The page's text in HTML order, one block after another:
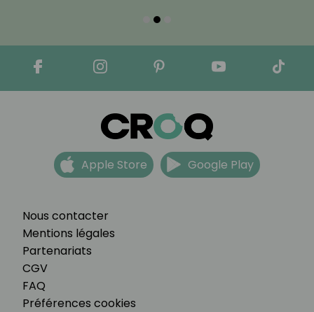
Nous contacter
Mentions légales
Partenariats
CGV
FAQ
Préférences cookies
Apple Store Google Play